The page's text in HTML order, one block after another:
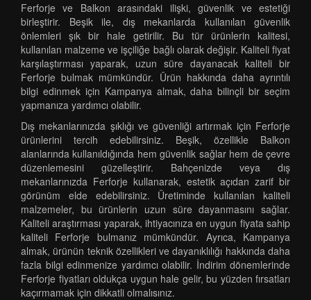
Ferforje ve Balkon arasındaki ilişki, güvenlik ve estetiği
birleştirir. Beşik ile, dış mekanlarda kullanılan güvenlik
önlemleri şık bir hale getirilir. Bu tür ürünlerin kalitesi,
kullanılan malzeme ve işçiliğe bağlı olarak değişir. Kaliteli fiyat
karşılaştırması yaparak, uzun süre dayanacak kaliteli bir
Ferforje bulmak mümkündür. Ürün hakkında daha ayrıntılı
bilgi edinmek için Kampanya almak, daha bilinçli bir seçim
yapmanıza yardımcı olabilir.
Dış mekanlarınızda şıklığı ve güvenliği artırmak için Ferforje
ürünlerini tercih edebilirsiniz. Beşik, özellikle Balkon
alanlarında kullanıldığında hem güvenlik sağlar hem de çevre
düzenlemesini güzelleştirir. Bahçenizde veya dış
mekanlarınızda Ferforje kullanarak, estetik açıdan zarif bir
görünüm elde edebilirsiniz. Üretiminde kullanılan kaliteli
malzemeler, bu ürünlerin uzun süre dayanmasını sağlar.
Kaliteli araştırması yaparak, ihtiyacınıza en uygun fiyata sahip
kaliteli Ferforje bulmanız mümkündür. Ayrıca, Kampanya
almak, ürünün teknik özellikleri ve dayanıklılığı hakkında daha
fazla bilgi edinmenize yardımcı olabilir. İndirim dönemlerinde
Ferforje fiyatları oldukça uygun hale gelir, bu yüzden fırsatları
kaçırmamak için dikkatli olmalısınız.